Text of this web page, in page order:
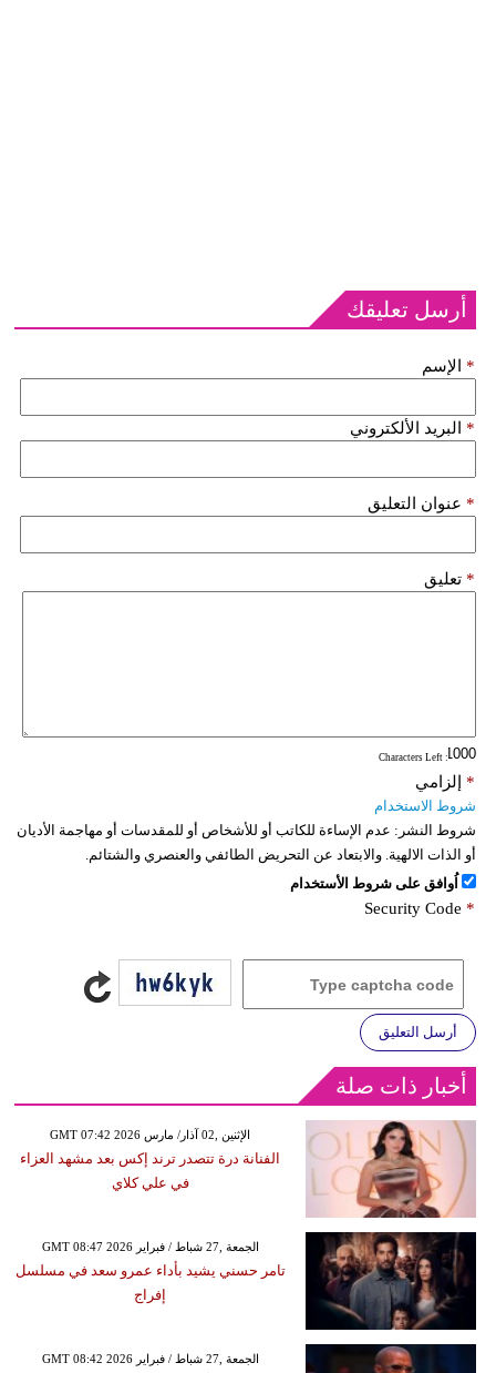
أرسل تعليقك
الإسم *
البريد الألكتروني *
عنوان التعليق *
تعليق *
: Characters Left
إلزامي *
شروط الاستخدام
شروط النشر: عدم الإساءة للكاتب أو للأشخاص أو للمقدسات أو مهاجمة الأديان
أو الذات الالهية. والابتعاد عن التحريض الطائفي والعنصري والشتائم.
اُوافق على شروط الأستخدام
Security Code *
أرسل التعليق
أخبار ذات صلة
GMT 07:42 2026 الإثنين ,02 آذار/ مارس
الفنانة درة تتصدر ترند إكس بعد مشهد العزاء
في علي كلاي
GMT 08:47 2026 الجمعة ,27 شباط / فبراير
تامر حسني يشيد بأداء عمرو سعد في مسلسل
إفراج
GMT 08:42 2026 الجمعة ,27 شباط / فبراير